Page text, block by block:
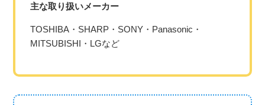
主な取り扱いメーカー
TOSHIBA・SHARP・SONY・Panasonic・
MITSUBISHI・LGなど